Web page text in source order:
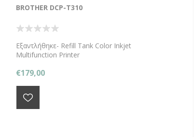
BROTHER DCP-T310
Εξαντλήθηκε- Refill Tank Color Inkjet
Multifunction Printer
€179,00